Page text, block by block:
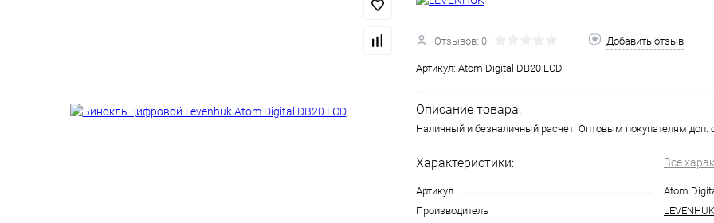
Отзывов: 0 Добавить отзыв
Артикул: Atom Digital DB20 LCD
Описание товара:
Наличный и безналичный расчет. Оптовым покупателям доп.
Характеристики: Все
Артикул
Atom
Производитель
LEVENHUK